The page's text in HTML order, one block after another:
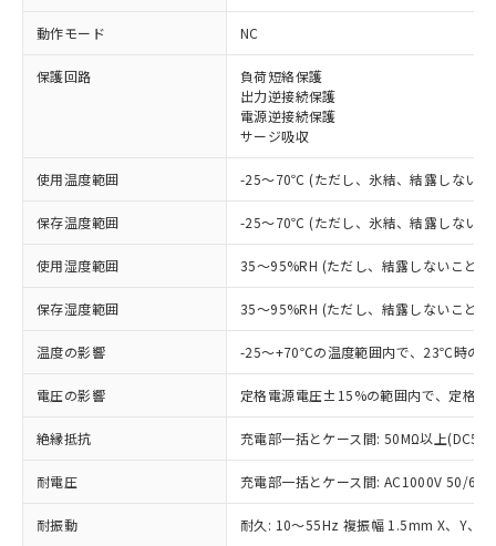
動作モード NC
保護回路
負荷短絡保護
出力逆接続保護
電源逆接続保護
サージ吸収
使用温度範囲 -25～70℃ (ただし、氷結、結露しないこ
保存温度範囲 -25～70℃ (ただし、氷結、結露しないこ
使用湿度範囲 35～95%RH (ただし、結露しないこと)
保存湿度範囲 35～95%RH (ただし、結露しないこと)
温度の影響 -25～+70℃の温度範囲内で、23℃時の
電圧の影響 定格電源電圧±15%の範囲内で、定格
絶縁抵抗 充電部一括とケース間: 50MΩ以上
耐電圧 充電部一括とケース間: AC1000V 50/
耐振動 耐久: 10～55Hz 複振幅 1.5mm X、Y、Z
ご利用条件
ご利用ください。
本サービスは、当社制御機器事業取扱
商品の当社在庫状況および標準価格
(税抜)を提供させていただくもので
本サービスの対象外となる商品もある
ことをご了承ください。
在庫状況および標準価格照会結果は、
※1 対応状況
対応済み：EU RoHS指令（10物質）の
非含有に対応した製品が提供可能な商品で
す。
有に対応した製品に切り替える予定のある
商品です。
対応予定なし：EU RoHS指令（10物質）の
非含有に非対応の商品で、対応品を出す予
調査・確認中：EU RoHS指令（10物質）の
非含有の対応状況を調査中または確認中の
商品です。
非該当品：ライセンス料など無形物で、有
害物質有無と関係のない商品です。
仕入先様の事情により、非含有部品として
いたものが、含有品と判明した場合などや
※1 中国RoHS○×表
「○」：最大均質材料含有率が中国RoHSの
基準値以下であることを示します。
「×」：最大均質材料含有率が中国RoHSの
基準値を超えていることを示します。
「－」：未確認です。当社販売部門へお問
当社は、これら貴社製品のうち、外国
為替および外国貿易法に定める商品